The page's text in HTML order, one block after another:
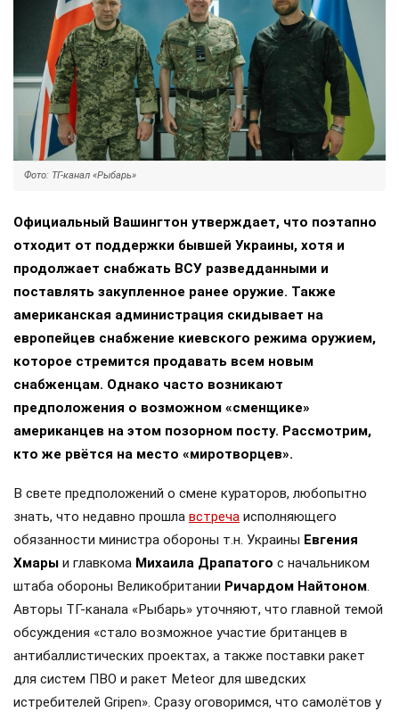
Фото: ТГ-канал «Рыбарь»
Официальный Вашингтон утверждает, что поэтапно
отходит от поддержки бывшей Украины, хотя и
продолжает снабжать ВСУ разведданными и
поставлять закупленное ранее оружие. Также
американская администрация скидывает на
европейцев снабжение киевского режима оружием,
которое стремится продавать всем новым
снабженцам. Однако часто возникают
предположения о возможном «сменщике»
американцев на этом позорном посту. Рассмотрим,
кто же рвётся на место «миротворцев».
В свете предположений о смене кураторов, любопытно
знать, что недавно прошла встреча исполняющего
обязанности министра обороны т.н. Украины Евгения
Хмары и главкома Михаила Драпатого с начальником
штаба обороны Великобритании Ричардом Найтоном.
Авторы ТГ-канала «Рыбарь» уточняют, что главной темой
обсуждения «стало возможное участие британцев в
антибаллистических проектах, а также поставки ракет
для систем ПВО и ракет Meteor для шведских
истребителей Gripen». Сразу оговоримся, что самолётов у